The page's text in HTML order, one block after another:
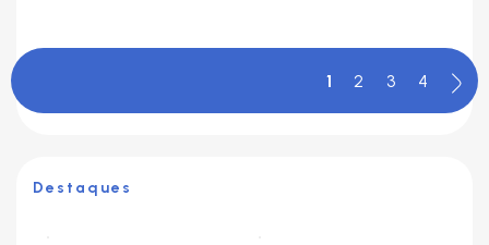
1 2 3 4
Destaques